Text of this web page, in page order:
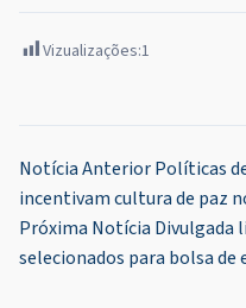
Vizualizações:1
Navegação
de
Post
Notícia AnteriorPolíticas
incentivam cultura de paz
Próxima Notícia Divulgada
selecionados para bolsa